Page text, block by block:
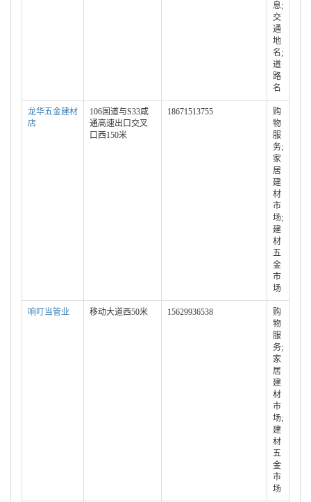
息;
交
通
地
名;
道
路
名
龙华五金建材
店
106国道与S33咸
通高速出口交叉
口西150米
18671513755
购
物
服
务;
家
居
建
材
市
场;
建
材
五
金
市
场
响叮当管业 移动大道西50米 15629936538
购
物
服
务;
家
居
建
材
市
场;
建
材
五
金
市
场